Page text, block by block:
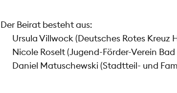
Der Beirat besteht aus:
Ursula Villwock (Deutsches Rotes Kreuz
Nicole Roselt (Jugend-Förder-Verein
Daniel Matuschewski (Stadtteil- und